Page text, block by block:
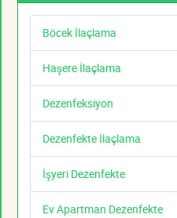
Böcek İlaçlama
Haşere İlaçlama
Dezenfeksiyon
Dezenfekte İlaçlama
İşyeri Dezenfekte
Ev Apartman Dezenfekte